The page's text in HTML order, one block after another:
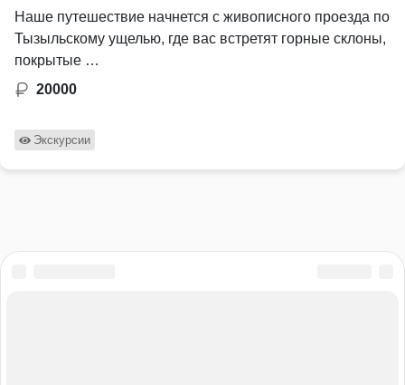
Наше путешествие начнется с живописного проезда по
Тызыльскому ущелью, где вас встретят горные склоны,
покрытые …
20000
Экскурсии